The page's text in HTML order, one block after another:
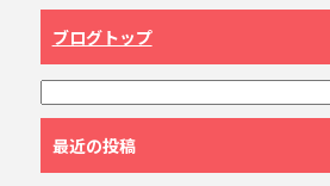
ブログトップ
最近の投稿